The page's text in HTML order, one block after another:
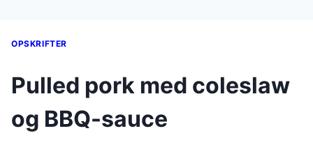
OPSKRIFTER
Pulled pork med coleslaw
og BBQ-sauce